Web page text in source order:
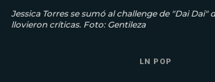
Jessica Torres se sumó al challenge de "Dai Dai"
llovieron críticas. Foto: Gentileza
LN POP